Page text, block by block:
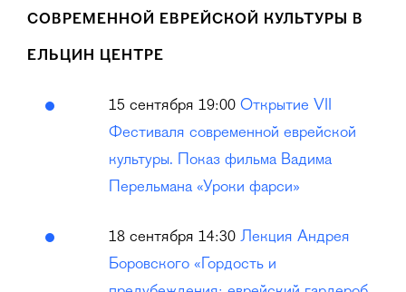
СОВРЕМЕННОЙ ЕВРЕЙСКОЙ КУЛЬТУРЫ В
ЕЛЬЦИН ЦЕНТРЕ
15 сентября 19:00 Открытие VII
Фестиваля современной еврейской
культуры. Показ фильма Вадима
Перельмана «Уроки фарси»
18 сентября 14:30 Лекция Андрея
Боровского «Гордость и